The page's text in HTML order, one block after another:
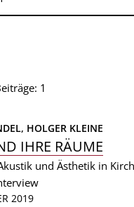
1
HOLGER KLEINE
IHRE RÄUME
und Ästhetik in
2019